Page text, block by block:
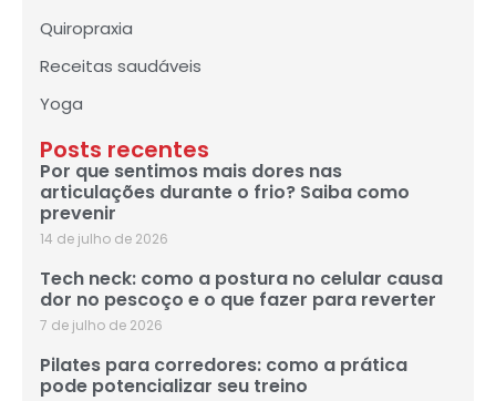
Quiropraxia
Receitas saudáveis
Yoga
Posts recentes
Por que sentimos mais dores nas
articulações durante o frio? Saiba como
prevenir
14 de julho de 2026
Tech neck: como a postura no celular causa
dor no pescoço e o que fazer para reverter
7 de julho de 2026
Pilates para corredores: como a prática
pode potencializar seu treino